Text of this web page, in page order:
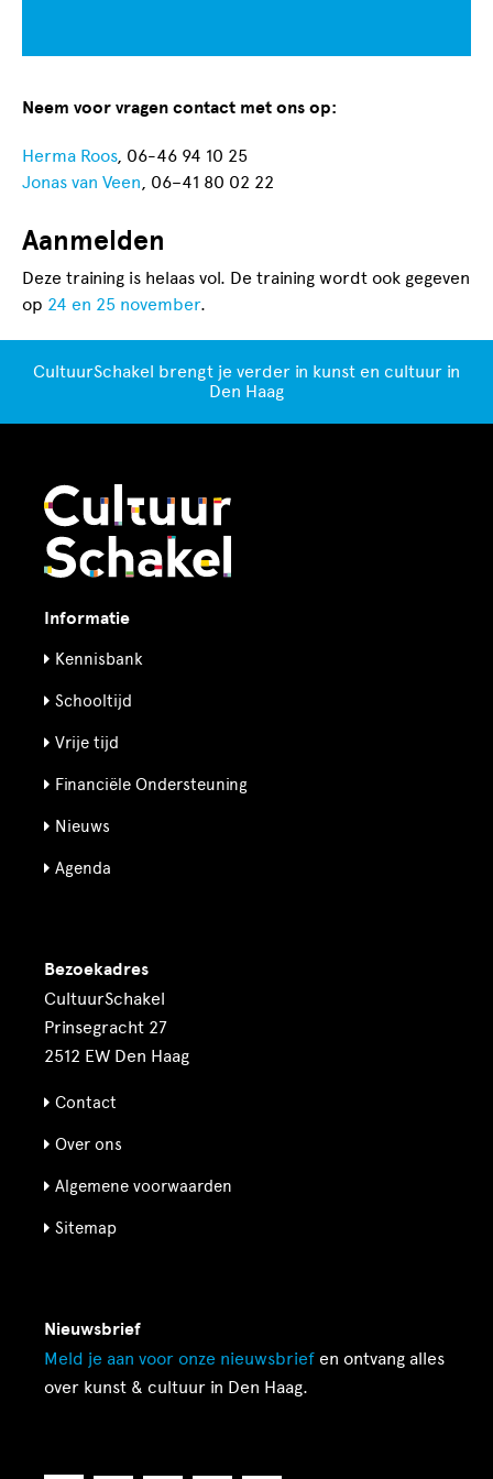
Neem voor vragen contact met ons op:
Herma Roos, 06-46 94 10 25
Jonas van Veen, 06–41 80 02 22
Aanmelden
Deze training is helaas vol. De training wordt ook gegeven
op 24 en 25 november.
CultuurSchakel brengt je verder in kunst en cultuur in
Den Haag
Informatie
Kennisbank
Schooltijd
Vrije tijd
Financiële Ondersteuning
Nieuws
Agenda
Bezoekadres
CultuurSchakel
Prinsegracht 27
2512 EW Den Haag
Contact
Over ons
Algemene voorwaarden
Sitemap
Nieuwsbrief
Meld je aan voor onze nieuwsbrief en ontvang alles
over kunst & cultuur in Den Haag.